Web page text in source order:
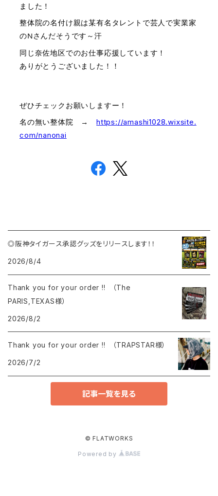
ました！
整体院の名付け親は某有名タレントで芸人で実業家
のNさんだそうです～汗
同じ奈佐地区でのお仕事応援しています！
ありがとうございました！！
ぜひチェックお願いしますー！
名の無い整体院　→ https://amashi1028.wixsite.
com/nanonai
◎阪神タイガース承認グッズをリリースします！！
2026/8/4
Thank you for your order !! （The
PARIS,TEXAS様）
2026/8/2
Thank you for your order !! （TRAPSTAR様）
2026/7/2
記事一覧を見る
© FLATWORKS
Powered by